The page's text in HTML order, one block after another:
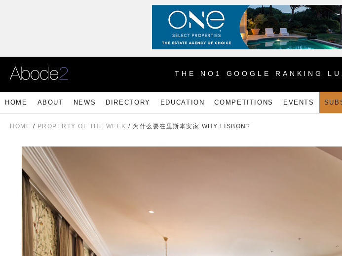
THE NO1 GOOGLE RANKING
HOME ABOUT NEWS DIRECTORY EDUCATION COMPETITIONS EVENTS
HOME / PROPERTY OF THE WEEK / 为什么要在里斯本安家 WHY LISBON?